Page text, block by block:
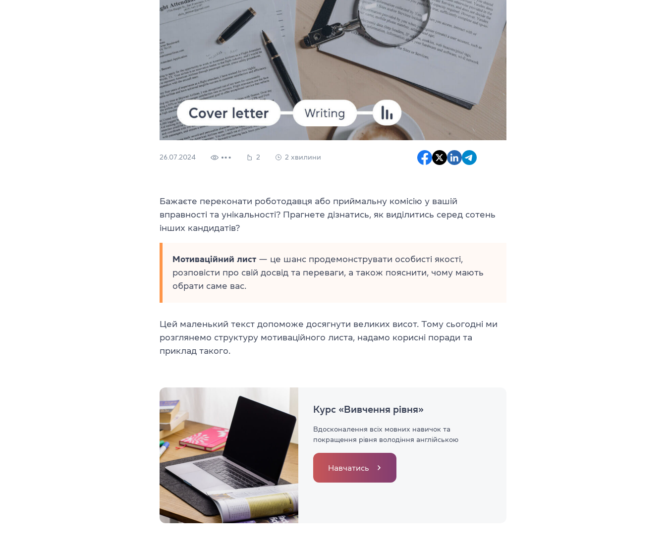
26.07.2024 2 2 хвилини
Бажаєте переконати роботодавця або приймальну комісію у вашій
вправності та унікальності? Прагнете дізнатись, як виділитись серед сотень
інших кандидатів?
Мотиваційний лист — це шанс продемонструвати особисті якості,
розповісти про свій досвід та переваги, а також пояснити, чому мають
обрати саме вас.
Цей маленький текст допоможе досягнути великих висот. Тому сьогодні ми
розглянемо структуру мотиваційного листа, надамо корисні поради та
приклад такого.
Курс «Вивчення рівня»
Вдосконалення всіх мовних навичок та
покращення рівня володіння англійською
Навчатись